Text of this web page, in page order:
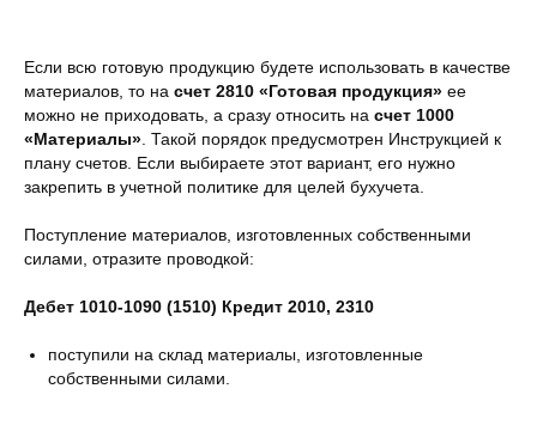
Если всю готовую продукцию будете использовать в качестве
материалов, то на счет 2810 «Готовая продукция» ее
можно не приходовать, а сразу относить на счет 1000
«Материалы» . Такой порядок предусмотрен Инструкцией к
плану счетов. Если выбираете этот вариант, его нужно
закрепить в учетной политике для целей бухучета.
Поступление материалов, изготовленных собственными
силами, отразите проводкой:
Дебет 1010-1090 (1510) Кредит 2010, 2310
поступили на склад материалы, изготовленные
собственными силами.